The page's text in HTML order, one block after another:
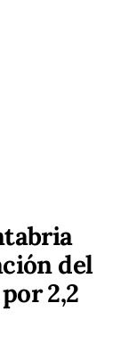
del
2,2